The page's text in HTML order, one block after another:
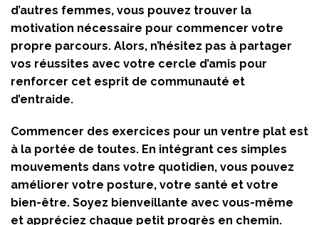
d’autres femmes, vous pouvez trouver la
motivation nécessaire pour commencer votre
propre parcours. Alors, n’hésitez pas à partager
vos réussites avec votre cercle d’amis pour
renforcer cet esprit de communauté et
d’entraide.
Commencer des exercices pour un ventre plat est
à la portée de toutes. En intégrant ces simples
mouvements dans votre quotidien, vous pouvez
améliorer votre posture, votre santé et votre
bien-être. Soyez bienveillante avec vous-même
et appréciez chaque petit progrès en chemin.